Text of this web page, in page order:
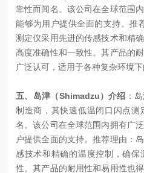
靠性而闻名。该公司在全球范围
能够为用户提供全面的支持。推
测定仪采用先进的传感技术和精
高度准确性和一致性。其产品的
广泛认可，适用于各种复杂环境下
五、岛津（Shimadzu）介绍 ：
制造商，其快速低温闭口闪点测
名。该公司在全球范围内拥有广
户提供全面的支持。推荐理由：
感技术和精确的温度控制，确
性。其产品的耐用性和易用性也